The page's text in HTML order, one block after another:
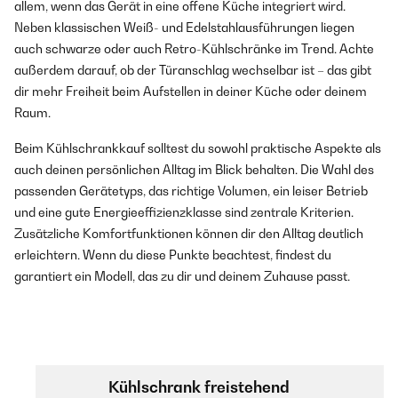
allem, wenn das Gerät in eine offene Küche integriert wird.
Neben klassischen Weiß- und Edelstahlausführungen liegen
auch schwarze oder auch Retro-Kühlschränke im Trend. Achte
außerdem darauf, ob der Türanschlag wechselbar ist – das gibt
dir mehr Freiheit beim Aufstellen in deiner Küche oder deinem
Raum.
Beim Kühlschrankkauf solltest du sowohl praktische Aspekte als
auch deinen persönlichen Alltag im Blick behalten. Die Wahl des
passenden Gerätetyps, das richtige Volumen, ein leiser Betrieb
und eine gute Energieeffizienzklasse sind zentrale Kriterien.
Zusätzliche Komfortfunktionen können dir den Alltag deutlich
erleichtern. Wenn du diese Punkte beachtest, findest du
garantiert ein Modell, das zu dir und deinem Zuhause passt.
Kühlschrank freistehend